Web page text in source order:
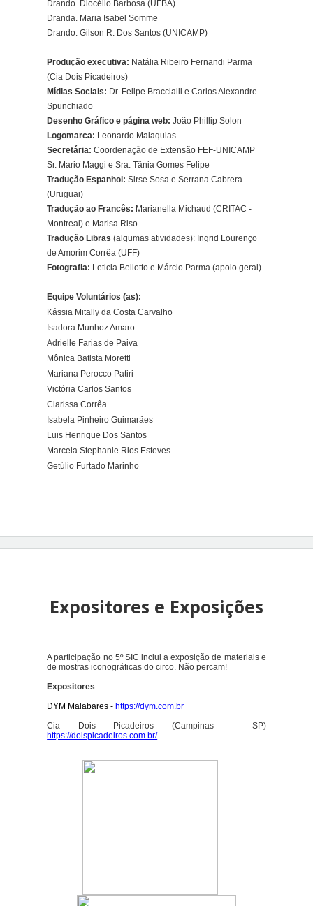
Drando. Diocélio Barbosa (UFBA)
Dranda. Maria Isabel Somme
Drando. Gilson R. Dos Santos (UNICAMP)
Produção executiva: Natália Ribeiro Fernandi Parma
(Cia Dois Picadeiros)
Mídias Sociais: Dr. Felipe Braccialli e Carlos Alexandre
Spunchiado
Desenho Gráfico e página web:João Phillip Solon
Logomarca: Leonardo Malaquias
Secretária:Coordenação de Extensão FEF-UNICAMP
Sr. Mario Maggi e Sra. Tânia Gomes Felipe
Tradução Espanhol:Sirse Sosa e Serrana Cabrera
(Uruguai)
Tradução ao Francês: Marianella Michaud (CRITAC -
Montreal) e Marisa Riso
Tradução Libras (algumas atividades): Ingrid Lourenço
de Amorim Corrêa (UFF)
Fotografia: Leticia Bellotto e Márcio Parma (apoio geral)
Equipe Voluntários (as):
Kássia Mitally da Costa Carvalho
Isadora Munhoz Amaro
Adrielle Farias de Paiva
Mônica Batista Moretti
Mariana Perocco Patiri
Victória Carlos Santos
Clarissa Corrêa
Isabela Pinheiro Guimarães
Luis Henrique Dos Santos
Marcela Stephanie Rios Esteves
Getúlio Furtado Marinho
Expositores e Exposições
A participação no 5º SIC inclui a exposição de materiais e
de mostras iconográficas do circo. Não percam!
Expositores
DYM Malabares -https://dym.com.br
Cia Dois Picadeiros (Campinas - SP)
https://doispicadeiros.com.br/